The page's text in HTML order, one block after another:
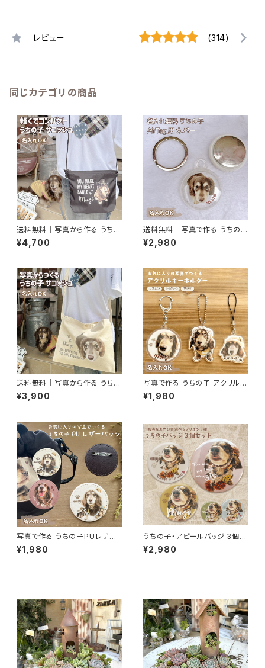
レビュー (314)
同じカテゴリの商品
送料無料｜写真から作る うちの
子サコッシュ｜名入れ無料・軽量
リップストップ
¥4,700
送料無料｜写真で作る うちの子
AirTag対応カバー 名入れ 写真
入り
¥2,980
送料無料｜写真から作る うちの
子キャンバスサコッシュ｜名入れ
無料・ナチュラル素材
¥3,900
写真で作る うちの子 アクリルキ
ーホルダー（名入れ無料）
¥1,980
写真で作る うちの子PUレザー
バッジ（名入れ無料）
¥1,980
うちの子・アピールバッジ 3個セ
ット｜選べる12のデザイン（名入
れ・1枚の写真から制作）
¥2,980